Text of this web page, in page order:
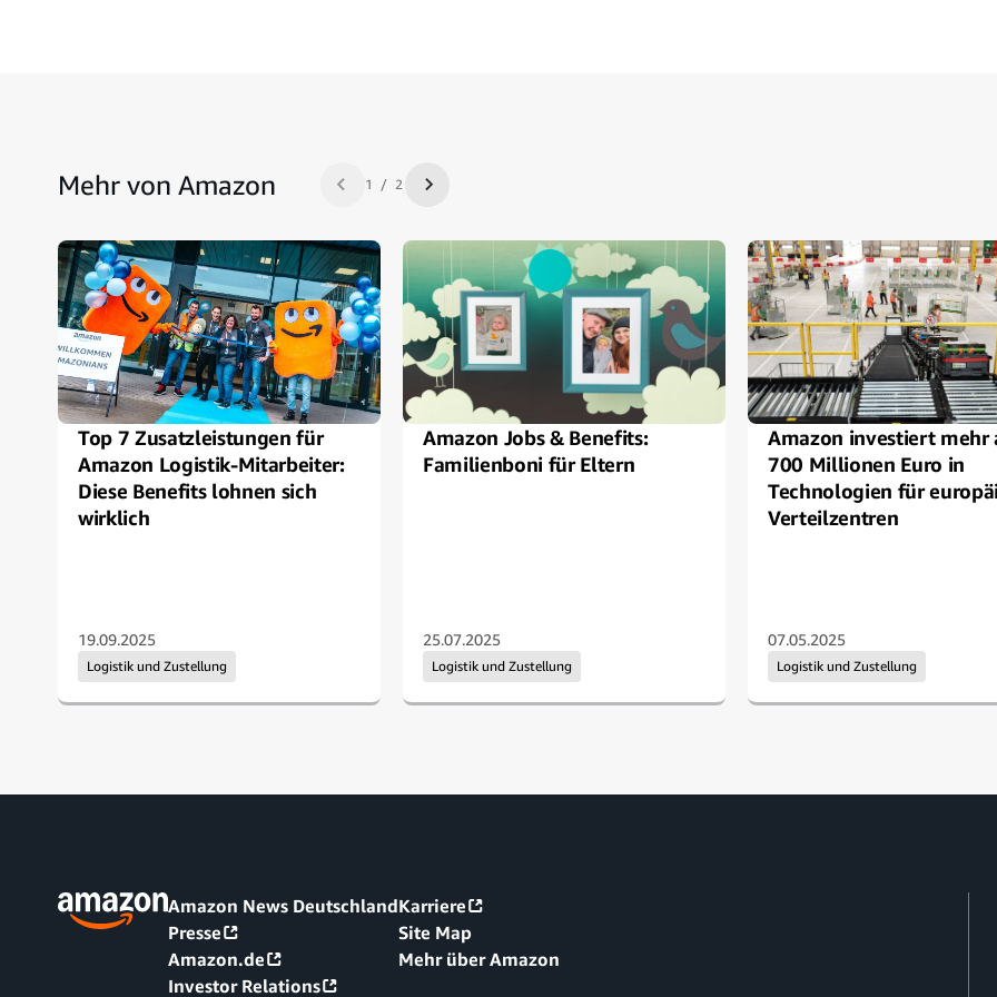
Mehr von Amazon Zurück 1 / 2 Nächste
Top 7 Zusatzleistungen für
Amazon Logistik-Mitarbeiter:
Diese Benefits lohnen sich
wirklich
Logistik und Zustellung
19.09.2025
Amazon Jobs & Benefits:
Familienboni für Eltern
Logistik und Zustellung
25.07.2025
Amazon investiert mehr
700 Millionen Euro in
Technologien für
Verteilzentren
Logistik und Zustellung
07.05.2025
Amazon News Deutschland
Presse
Amazon.de
Investor Relations
Karriere
Site Map
Mehr über Amazon